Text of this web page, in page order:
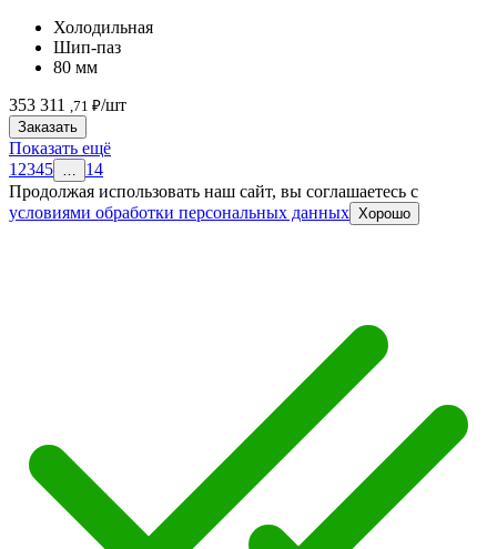
Холодильная
Шип-паз
80 мм
353 311
,71 ₽/шт
Заказать
Показать ещё
1 2345
14
Продолжая использовать наш сайт, вы соглашаетесь c
условиями обработки персональных данных Хорошо